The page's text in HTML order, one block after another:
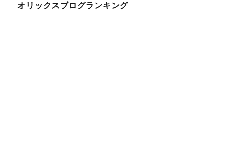
オリックスブログランキング